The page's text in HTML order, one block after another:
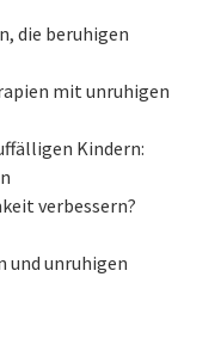
die beruhigen
mit unruhigen
Kindern:
verbessern?
unruhigen